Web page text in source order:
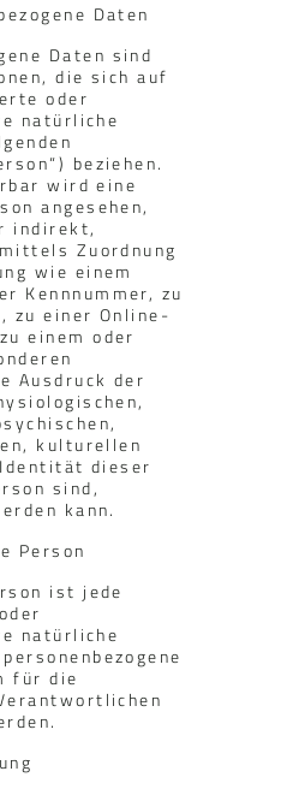
Daten
Daten sind
die sich auf
oder
natürliche
beziehen.
wird eine
angesehen,
indirekt,
Zuordnung
wie einem
Kennnummer, zu
zu einer Online-
einem oder
Ausdruck der
kulturellen
dieser
sind,
kann.
Person
ist jede
natürliche
für die